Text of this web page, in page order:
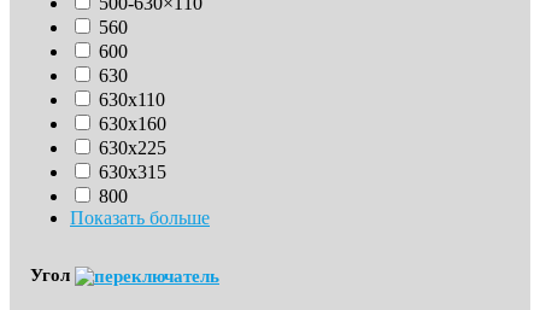
560
600
630
630х110
630x160
630х225
630х315
800
Показать больше
Угол